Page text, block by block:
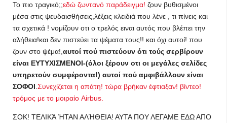
Το πιο τραγικό;;εδώ ζωντανό παράδειγμα! ζουν βυθισμένοι
μέσα στις ψευδαισθήσεις,λέξεις κλειδιά που λένε , τι πίνεις και
τα σχετικά ! νομίζουν οτι ο τρελός ειναι αυτός που βλέπει την
αλήθεια!και δεν πιστεύει τα ψέματα τους!! και όχι αυτοί! που
ζουν στο ψέμα!, αυτοί πού πιστεύουν ότι τούς σερβίρουν
είναι ΕΥΤΥΧΙΣΜΕΝΟΙ-(όλοι ξέρουν οτι οι μεγάλες σελίδες
υπηρετούν συμφέροντα!) αυτοί πού αμφιβάλλουν είναι
ΣΟΦΟΙ Συνεχίζεται η απάτη! τώρα βρήκαν έφτιαξαν! βίντεο!
τρόμος με το μοιραίο Airbus.
ΣΟΚ! ΤΕΛΙΚΆ ΉΤΑΝ ΑΛΉΘΕΙΑ! ΑΥΤΑ ΠΟΥ ΛΕΓΑΜΕ ΕΔΩ ΑΠΟ